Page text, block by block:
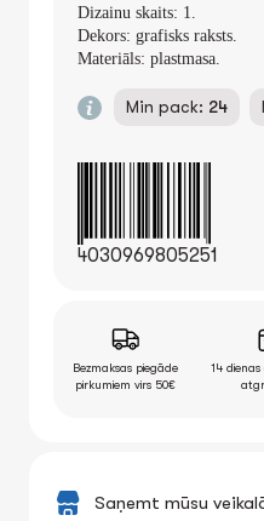
Dizainu skaits: 1.
Dekors: grafisks raksts.
Materiāls: plastmasa.
Min pack: 24
4030969805251
Bezmaksas piegāde
pirkumiem virs 50€
14
Saņemt mūsu